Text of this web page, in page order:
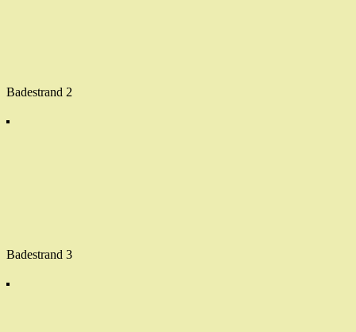
Badestrand 2
Badestrand 3